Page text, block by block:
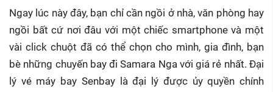
Ngay lúc này đây, bạn chỉ cần ngồi ở nhà, văn phòng hay
ngồi bất cứ nơi đâu với một chiếc smartphone và một
vài click chuột đã có thể chọn cho mình, gia đình, bạn
bè những chuyến bay đi Samara Nga với giá rẻ nhất. Đại
lý vé máy bay Senbay
là đại lý được ủy quyền chính